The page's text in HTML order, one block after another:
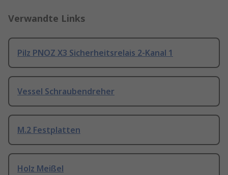
Verwandte Links
Pilz PNOZ X3 Sicherheitsrelais 2-Kanal 1
Vessel Schraubendreher
M.2 Festplatten
Holz Meißel